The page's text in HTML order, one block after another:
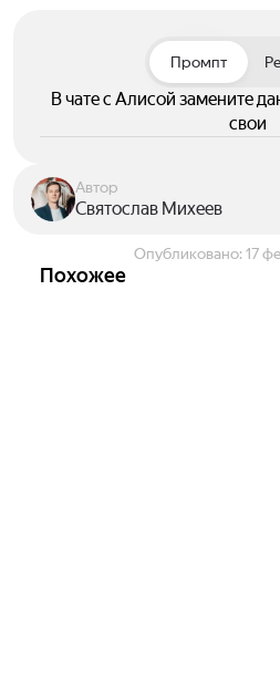
Промпт
В чате с Алисой замените
свои
Автор
Святослав Михеев
Опубликовано: 17
Похожее